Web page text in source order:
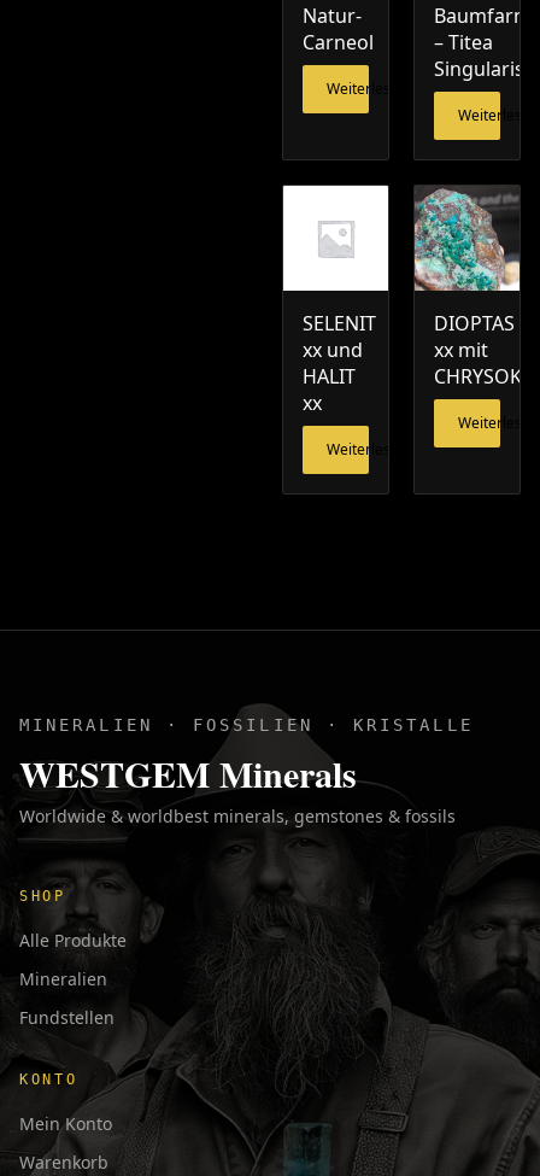
Natur-
Carneol
Weiterlesen
Baumfarn
– Titea
Singularis
Weiterlesen
SELENIT
xx und
HALIT
xx
Weiterlesen
DIOPTAS
xx mit
Weiterlesen
MINERALIEN · FOSSILIEN · KRISTALLE
WESTGEM Minerals
Worldwide & worldbest minerals, gemstones & fossils
SHOP
Alle Produkte
Mineralien
Fundstellen
KONTO
Mein Konto
Warenkorb